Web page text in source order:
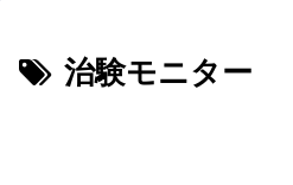
治験モニター